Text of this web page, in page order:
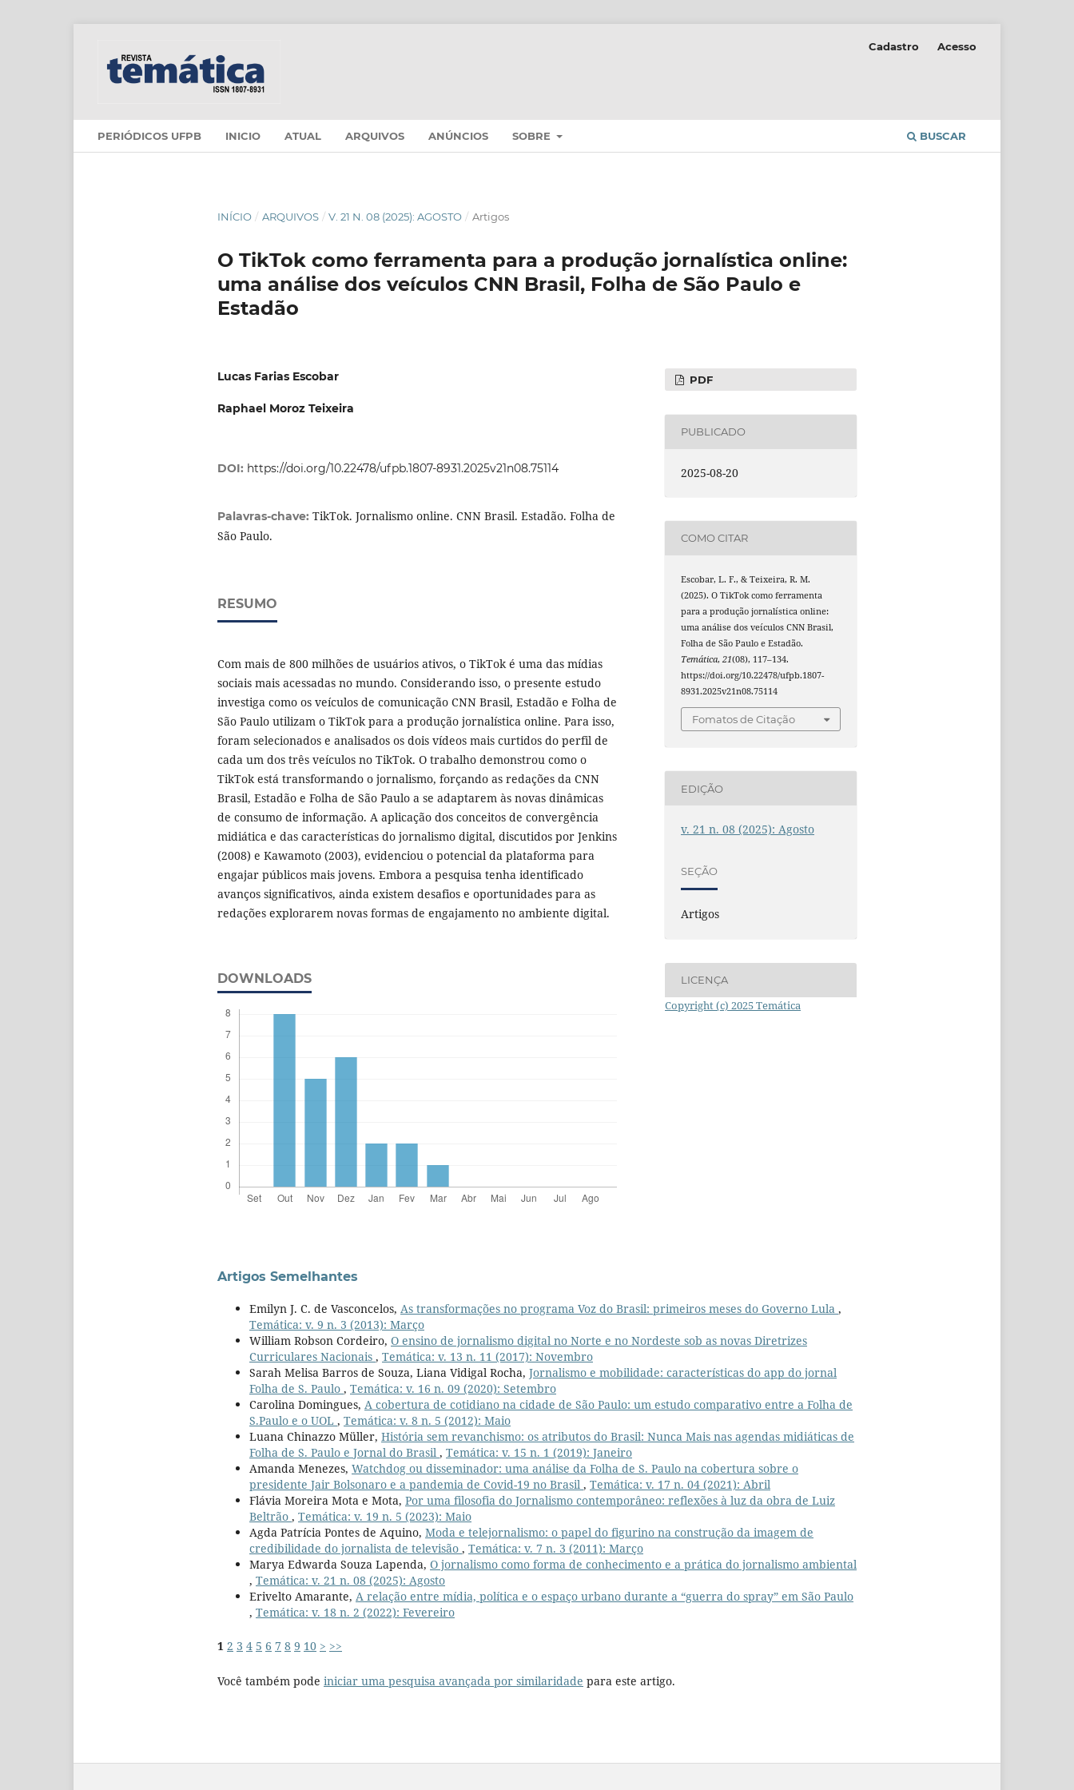
PERIÓDICOS UFPB INICIO ATUAL ARQUIVOS ANÚNCIOS SOBRE BUSCAR
Cadastro Acesso
INÍCIO / ARQUIVOS / V. 21 N. 08 (2025): AGOSTO / Artigos
O TikTok como ferramenta para a produção jornalística online:
uma análise dos veículos CNN Brasil, Folha de São Paulo e
Estadão
Lucas Farias Escobar
Raphael Moroz Teixeira
DOI: https://doi.org/10.22478/ufpb.1807-8931.2025v21n08.75114
Palavras-chave: TikTok. Jornalismo online. CNN Brasil. Estadão. Folha de
São Paulo.
RESUMO
Com mais de 800 milhões de usuários ativos, o TikTok é uma das mídias
sociais mais acessadas no mundo. Considerando isso, o presente estudo
investiga como os veículos de comunicação CNN Brasil, Estadão e Folha de
São Paulo utilizam o TikTok para a produção jornalística online. Para isso,
foram selecionados e analisados os dois vídeos mais curtidos do perfil de
cada um dos três veículos no TikTok. O trabalho demonstrou como o
TikTok está transformando o jornalismo, forçando as redações da CNN
Brasil, Estadão e Folha de São Paulo a se adaptarem às novas dinâmicas
de consumo de informação. A aplicação dos conceitos de convergência
midiática e das características do jornalismo digital, discutidos por Jenkins
(2008) e Kawamoto (2003), evidenciou o potencial da plataforma para
engajar públicos mais jovens. Embora a pesquisa tenha identificado
avanços significativos, ainda existem desafios e oportunidades para as
redações explorarem novas formas de engajamento no ambiente digital.
DOWNLOADS
PDF
PUBLICADO
2025-08-20
COMO CITAR
Escobar, L. F., & Teixeira, R. M.
(2025). O TikTok como ferramenta
para a produção jornalística online:
uma análise dos veículos CNN Brasil,
Folha de São Paulo e Estadão.
Temática,21(08), 117–134.
https://doi.org/10.22478/ufpb.1807-
8931.2025v21n08.75114
Fomatos de Citação
EDIÇÃO
v. 21 n. 08 (2025): Agosto
SEÇÃO
Artigos
LICENÇA
Copyright (c) 2025 Temática
Artigos Semelhantes
Emilyn J. C. de Vasconcelos, As transformações no programa Voz do Brasil: primeiros meses do Governo Lula ,
Temática: v. 9 n. 3 (2013): Março
William Robson Cordeiro, O ensino de jornalismo digital no Norte e no Nordeste sob as novas Diretrizes
Curriculares Nacionais , Temática: v. 13 n. 11 (2017): Novembro
Sarah Melisa Barros de Souza, Liana Vidigal Rocha, Jornalismo e mobilidade: características do app do jornal
Folha de S. Paulo , Temática: v. 16 n. 09 (2020): Setembro
Carolina Domingues, A cobertura de cotidiano na cidade de São Paulo: um estudo comparativo entre a Folha de
S.Paulo e o UOL , Temática: v. 8 n. 5 (2012): Maio
Luana Chinazzo Müller, História sem revanchismo: os atributos do Brasil: Nunca Mais nas agendas midiáticas de
Folha de S. Paulo e Jornal do Brasil , Temática: v. 15 n. 1 (2019): Janeiro
Amanda Menezes, Watchdog ou disseminador: uma análise da Folha de S. Paulo na cobertura sobre o
presidente Jair Bolsonaro e a pandemia de Covid-19 no Brasil , Temática: v. 17 n. 04 (2021): Abril
Flávia Moreira Mota e Mota, Por uma filosofia do Jornalismo contemporâneo: reflexões à luz da obra de Luiz
Beltrão , Temática: v. 19 n. 5 (2023): Maio
Agda Patrícia Pontes de Aquino, Moda e telejornalismo: o papel do figurino na construção da imagem de
credibilidade do jornalista de televisão , Temática: v. 7 n. 3 (2011): Março
Marya Edwarda Souza Lapenda, O jornalismo como forma de conhecimento e a prática do jornalismo ambiental
, Temática: v. 21 n. 08 (2025): Agosto
Erivelto Amarante, A relação entre mídia, política e o espaço urbano durante a “guerra do spray” em São Paulo
, Temática: v. 18 n. 2 (2022): Fevereiro
1 2 3 4 5 6 7 8 9 10 > >>
Você também pode iniciar uma pesquisa avançada por similaridade para este artigo.